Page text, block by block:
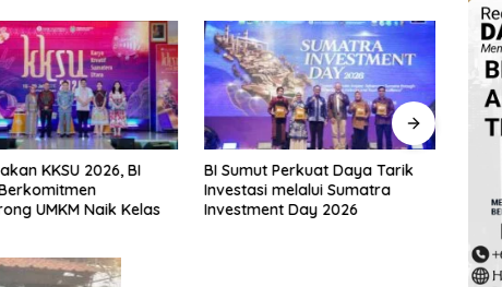
KKSU 2026, BI
UMKM Naik Kelas
BI Sumut Perkuat Daya Tarik
Investasi melalui Sumatra
Investment Day 2026